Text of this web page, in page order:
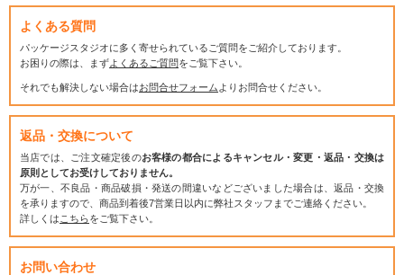
よくある質問
パッケージスタジオに多く寄せられているご質問をご紹介しております。
お困りの際は、まずよくあるご質問をご覧下さい。
それでも解決しない場合はお問合せフォーム よりお問合せください。
返品・交換について
当店では、ご注文確定後のお客様の都合によるキャンセル・変更・返品・交換は
原則としてお受けしておりません。
万が一、不良品・商品破損・発送の間違いなどございました場合は、返品・交換
を承りますので、商品到着後7営業日以内に弊社スタッフまでご連絡ください。
詳しくは こちらをご覧下さい。
お問い合わせ